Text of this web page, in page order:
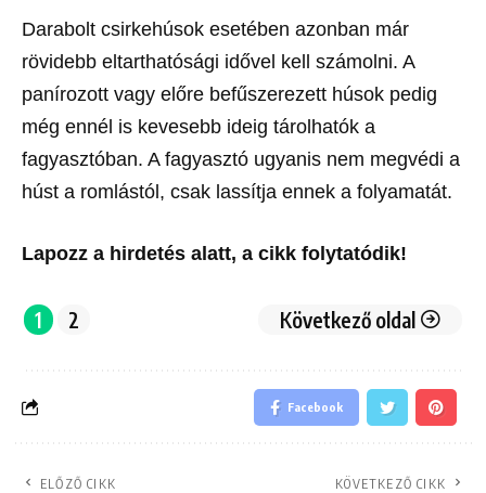
Darabolt csirkehúsok esetében azonban már
rövidebb eltarthatósági idővel kell számolni. A
panírozott vagy előre befűszerezett húsok pedig
még ennél is kevesebb ideig tárolhatók a
fagyasztóban. A fagyasztó ugyanis nem megvédi a
húst a romlástól, csak lassítja ennek a folyamatát.
Lapozz a hirdetés alatt, a cikk folytatódik!
1 2 Következő oldal
Facebook
ELŐZŐ CIKK
KÖVETKEZŐ CIKK